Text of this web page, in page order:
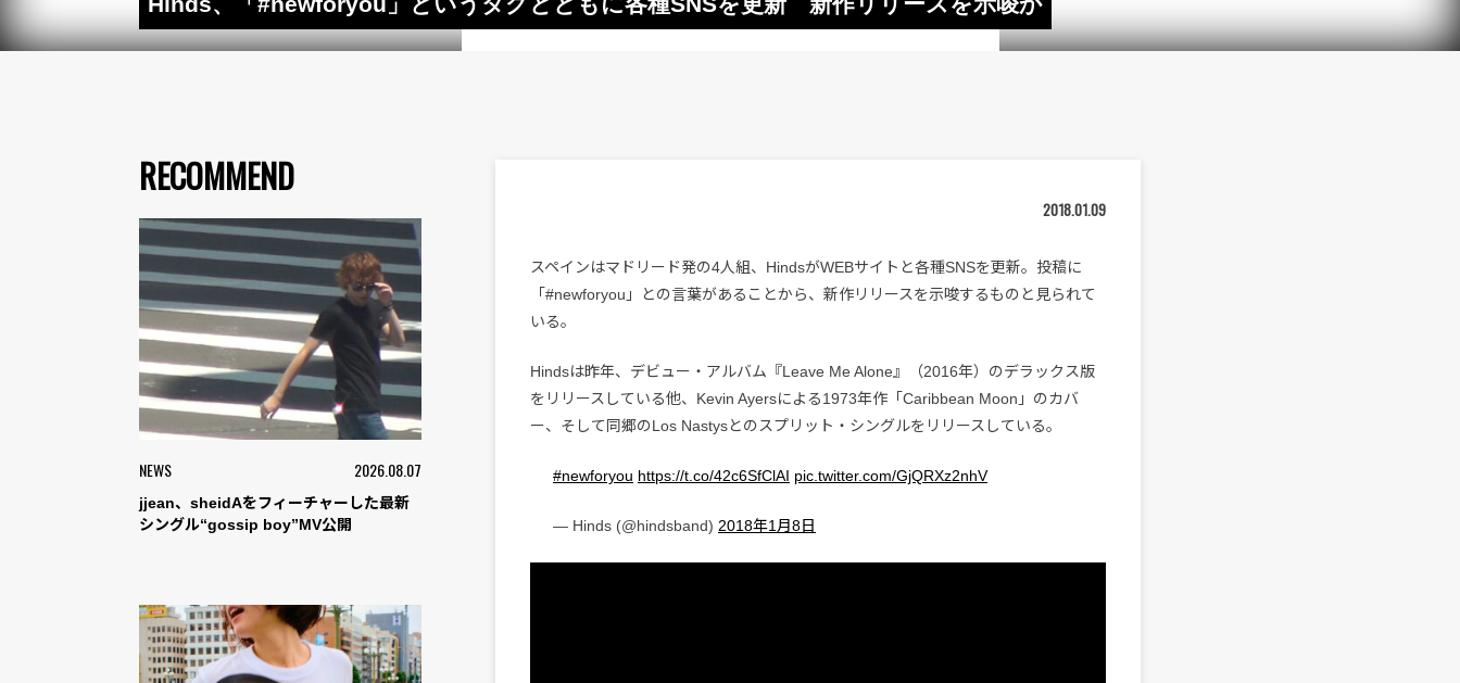
RECOMMEND
NEWS 2026.08.07
jjean、sheidAをフィーチャーした最新
シングル“gossip boy”MV公開
2018.01.09
スペインはマドリード発の4人組、HindsがWEBサイトと各種SNSを更新。投稿に
「#newforyou」との言葉があることから、新作リリースを示唆するものと見られて
いる。
Hindsは昨年、デビュー・アルバム『Leave Me Alone』（2016年）のデラックス版
をリリースしている他、Kevin Ayersによる1973年作「Caribbean Moon」のカバ
ー、そして同郷のLos Nastysとのスプリット・シングルをリリースしている。
#newforyou https://t.co/42c6SfClAI pic.twitter.com/GjQRXz2nhV
— Hinds (@hindsband) 2018年1月8日